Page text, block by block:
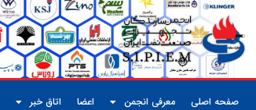
صفحه اصلی معرفی انجمن اعضا اتاق خبر